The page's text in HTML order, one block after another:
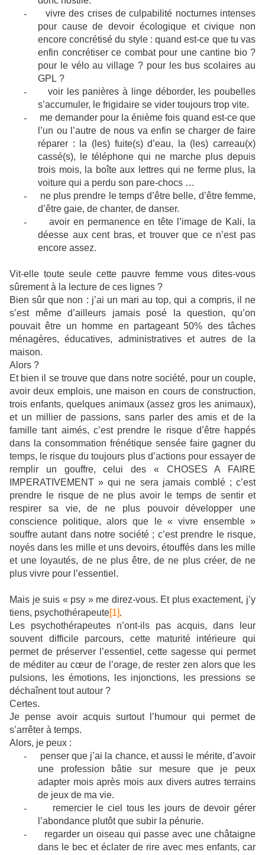
-
vivre des crises de culpabilité nocturnes intenses
pour cause de devoir écologique et civique non
encore concrétisé du style : quand est-ce que tu vas
enfin concrétiser ce combat pour une cantine bio ?
pour le vélo au village ? pour les bus scolaires au
GPL ?
-
voir les panières à linge déborder, les poubelles
s’accumuler, le frigidaire se vider toujours trop vite.
-
me demander pour la énième fois quand est-ce que
l’un ou l’autre de nous va enfin se charger de faire
réparer : la (les) fuite(s) d’eau, la (les) carreau(x)
cassé(s), le téléphone qui ne marche plus depuis
trois mois, la boîte aux lettres qui ne ferme plus, la
voiture qui a perdu son pare-chocs …
-
ne plus prendre le temps d’être belle, d’être femme,
d’être gaie, de chanter, de danser.
-
avoir en permanence en tête l’image de Kali, la
déesse aux cent bras, et trouver que ce n’est pas
encore assez.
Vit-elle toute seule cette pauvre femme vous dites-vous
sûrement à la lecture de ces lignes ?
Bien sûr que non : j’ai un mari au top, qui a compris, il ne
s’est même d’ailleurs jamais posé la question, qu’on
pouvait être un homme en partageant 50% des tâches
ménagères, éducatives, administratives et autres de la
maison.
Alors ?
Et bien il se trouve que dans notre société, pour un couple,
avoir deux emplois, une maison en cours de construction,
trois enfants, quelques animaux (assez gros les animaux),
et un millier de passions, sans parler des amis et de la
famille tant aimés, c’est prendre le risque d’être happés
dans la consommation frénétique sensée faire gagner du
temps, le risque du toujours plus d’actions pour essayer de
remplir un gouffre, celui des « CHOSES A FAIRE
IMPERATIVEMENT » qui ne sera jamais comblé ; c’est
prendre le risque de ne plus avoir le temps de sentir et
respirer sa vie, de ne plus pouvoir développer une
conscience politique, alors que le « vivre ensemble »
souffre autant dans notre société ; c’est prendre le risque,
noyés dans les mille et uns devoirs, étouffés dans les mille
et une loyautés, de ne plus être, de ne plus créer, de ne
plus vivre pour l’essentiel.
Mais je suis « psy » me direz-vous. Et plus exactement, j’y
tiens, psychothérapeute[1].
Les psychothérapeutes n’ont-ils pas acquis, dans leur
souvent difficile parcours, cette maturité intérieure qui
permet de préserver l’essentiel, cette sagesse qui permet
de méditer au cœur de l’orage, de rester zen alors que les
pulsions, les émotions, les injonctions, les pressions se
déchaînent tout autour ?
Certes.
Je pense avoir acquis surtout l’humour qui permet de
s’arrêter à temps.
Alors, je peux :
-
penser que j’ai la chance, et aussi le mérite, d’avoir
une profession bâtie sur mesure que je peux
adapter mois après mois aux divers autres terrains
de jeux de ma vie.
-
remercier le ciel tous les jours de devoir gérer
l’abondance plutôt que subir la pénurie.
-
regarder un oiseau qui passe avec une châtaigne
dans le bec et éclater de rire avec mes enfants, car